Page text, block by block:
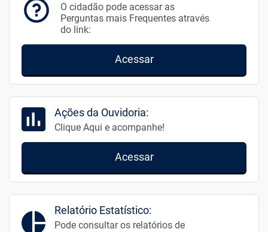
O cidadão pode acessar as
Perguntas mais Frequentes através
do link:
Acessar
Ações da Ouvidoria:
Clique Aqui e acompanhe!
Acessar
Relatório Estatístico:
Pode consultar os relatórios de